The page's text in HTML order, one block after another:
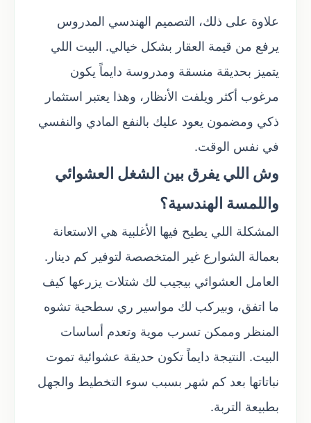
علاوة على ذلك، التصميم الهندسي المدروس
يرفع من قيمة العقار بشكل خيالي. البيت اللي
يتميز بحديقة منسقة ومدروسة دايماً يكون
مرغوب أكثر ويلفت الأنظار، وهذا يعتبر استثمار
ذكي ومضمون يعود عليك بالنفع المادي والنفسي
في نفس الوقت.
وش اللي يفرق بين الشغل العشوائي
واللمسة الهندسية؟
المشكلة اللي يطيح فيها الأغلبية هي الاستعانة
بعمالة الشوارع غير المتخصصة لتوفير كم دينار.
العامل العشوائي بيجيب لك شتلات يزرعها كيف
ما اتفق، وبيركب لك مواسير ري سطحية تشوه
المنظر وممكن تسرب موية وتعدم أساسات
البيت. النتيجة دايماً تكون حديقة عشوائية تموت
نباتاتها بعد كم شهر بسبب سوء التخطيط والجهل
بطبيعة التربة.